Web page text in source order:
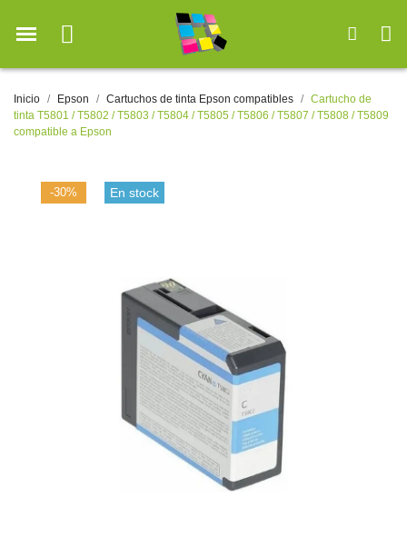
Inicio Epson Cartuchos de tinta Epson compatibles
Cartucho de
tinta T5801 / T5802 / T5803 / T5804 / T5805 / T5806 / T5807 / T5808 / T5809
compatible a Epson
-30% En stock